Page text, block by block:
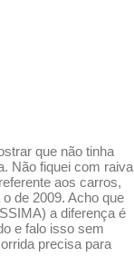
que não tinha
Não fiquei com raiva
aos carros,
de 2009. Acho que
a diferença é
e falo isso sem
precisa para